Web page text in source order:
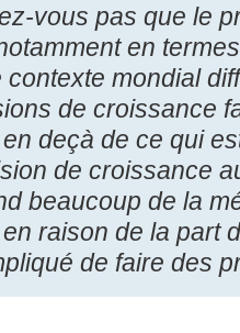
vous pas que le
en
mondial
de croissance
deçà de ce qui
de croissance
beaucoup de la
raison de la part
de faire des